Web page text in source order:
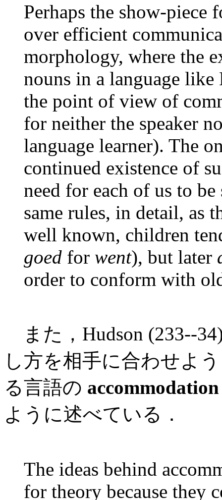
Perhaps the show-
over efficient
morphology, where the
nouns in a language
the point of view of
for neither the speaker
language learner). The
continued existence of
need for each of us to
same rules, in detail, as
well known, children
goed for went), but later
order to conform with
また，Hudson (233--
し方を相手に合わせよ
る言語の
ように述べている．
The ideas behind
for theory because they